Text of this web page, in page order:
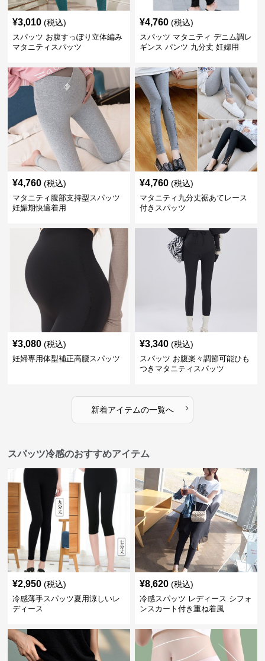
¥3,010 (税込)
スパッツ お腹すっぽり立体編み
マタニティスパッツ
¥4,760 (税込)
スパッツ マタニティ デニム調レ
ギンス パンツ 九分丈 妊婦用
¥4,760 (税込)
マタニティ腹部支持型スパッツ
妊娠期快適着用
¥4,760 (税込)
マタニティ九分丈裾あてレース
付きスパッツ
¥3,080 (税込)
妊婦専用体型補正高腰スパッツ
¥3,340 (税込)
スパッツ お腹楽々調節可能ひも
つきマタニティスパッツ
新着アイテムの一覧へ ›
スパッツ冷感のおすすめアイテム
¥2,950 (税込)
冷感薄手スパッツ夏用涼しいレ
ディース
¥8,620 (税込)
冷感スパッツ レディース シフォ
ンスカート付き重ね着風